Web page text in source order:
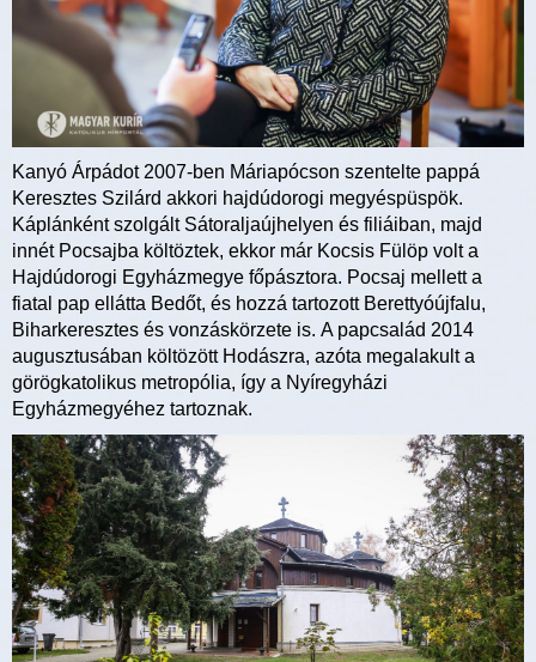
Kanyó Árpádot 2007-ben Máriapócson szentelte pappá
Keresztes Szilárd akkori hajdúdorogi megyéspüspök.
Káplánként szolgált Sátoraljaújhelyen és filiáiban, majd
innét Pocsajba költöztek, ekkor már Kocsis Fülöp volt a
Hajdúdorogi Egyházmegye főpásztora. Pocsaj mellett a
fiatal pap ellátta Bedőt, és hozzá tartozott Berettyóújfalu,
Biharkeresztes és vonzáskörzete is. A papcsalád 2014
augusztusában költözött Hodászra, azóta megalakult a
görögkatolikus metropólia, így a Nyíregyházi
Egyházmegyéhez tartoznak.